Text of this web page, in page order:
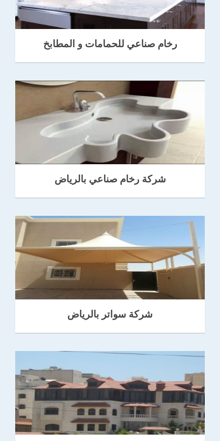
رخام صناعي للحمامات و المطابخ
شركة رخام صناعي بالرياض
شركة سواتر بالرياض